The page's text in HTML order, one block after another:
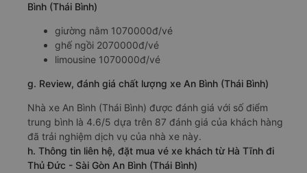
Bình (Thái Bình)
giường nằm 1070000đ/vé
ghế ngồi 2070000đ/vé
limousine 1070000đ/vé
g. Review, đánh giá chất lượng xe An Bình (Thái Bình)
Nhà xe An Bình (Thái Bình) được đánh giá với số điểm
trung bình là 4.6/5 dựa trên 87 đánh giá của khách hàng
đã trải nghiệm dịch vụ của nhà xe này.
h. Thông tin liên hệ, đặt mua vé xe khách từ Hà Tĩnh đi
Thủ Đức - Sài Gòn An Bình (Thái Bình)